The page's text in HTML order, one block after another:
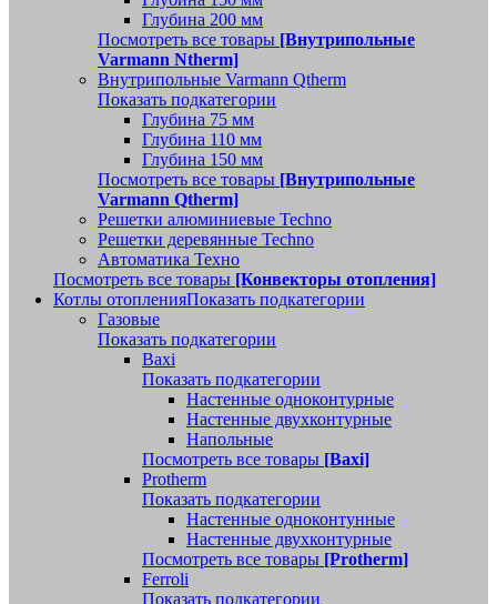
Глубина 200 мм
Посмотреть все товары [Внутрипольные
Varmann Ntherm]
Внутрипольные Varmann Qtherm
Показать подкатегории
Глубина 75 мм
Глубина 110 мм
Глубина 150 мм
Посмотреть все товары [Внутрипольные
Varmann Qtherm]
Решетки алюминиевые Techno
Решетки деревянные Techno
Автоматика Техно
Посмотреть все товары [Конвекторы отопления]
Котлы отопленияПоказать подкатегории
Газовые
Показать подкатегории
Baxi
Показать подкатегории
Настенные одноконтурные
Настенные двухконтурные
Напольные
Посмотреть все товары [Baxi]
Protherm
Показать подкатегории
Настенные одноконтунные
Настенные двухконтурные
Посмотреть все товары [Protherm]
Ferroli
Показать подкатегории